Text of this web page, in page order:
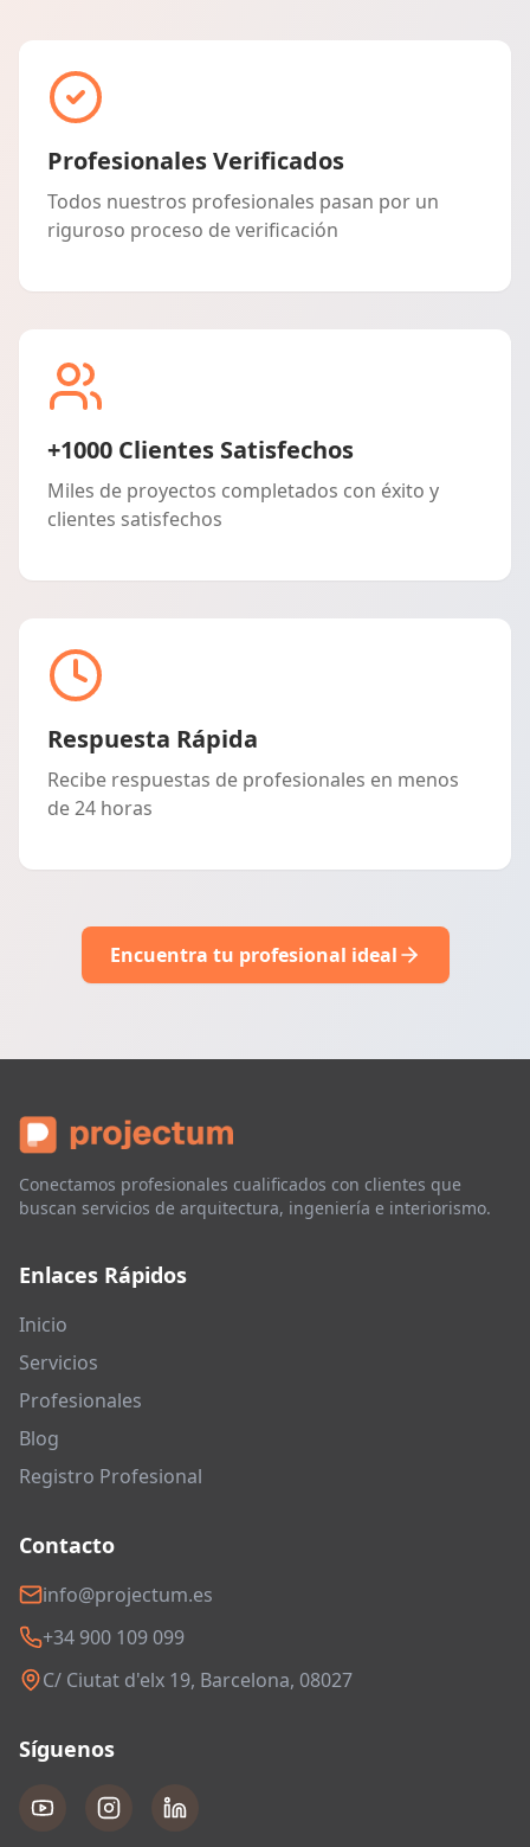
Profesionales Verificados
Todos nuestros profesionales pasan por un
riguroso proceso de verificación
+1000 Clientes Satisfechos
Miles de proyectos completados con éxito y
clientes satisfechos
Respuesta Rápida
Recibe respuestas de profesionales en menos
de 24 horas
Encuentra tu profesional ideal
Conectamos profesionales cualificados con clientes que
buscan servicios de arquitectura, ingeniería e interiorismo.
Enlaces Rápidos
Inicio
Servicios
Profesionales
Blog
Registro Profesional
Contacto
info@projectum.es
+34 900 109 099
C/ Ciutat d'elx 19, Barcelona, 08027
Síguenos